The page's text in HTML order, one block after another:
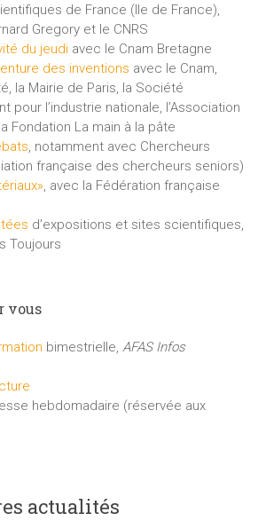
de France (Ile de France),
Gregory et le CNRS
du jeudi avec le Cnam Bretagne
des inventions avec le Cnam,
la Mairie de Paris, la Société
pour l’industrie nationale, l’Association
Fondation La main à la pâte
, notamment avec Chercheurs
française des chercheurs seniors)
, avec la Fédération française
d’expositions et sites scientifiques,
Toujours
vous
bimestrielle,AFAS Infos
hebdomadaire (réservée aux
actualités